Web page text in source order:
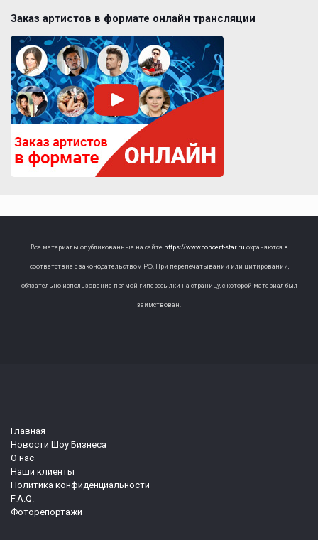
Заказ артистов в формате онлайн трансляции
Все материалы опубликованные на сайте https://www.concert-star.ru охраняются в
соответствие с законодательством РФ. При перепечатывании или цитировании,
обязательно использование прямой гиперссылки на страницу, с которой материал был
заимствован.
Главная
Новости Шоу Бизнеса
О нас
Наши клиенты
Политика конфиденциальности
F.A.Q.
Фоторепортажи